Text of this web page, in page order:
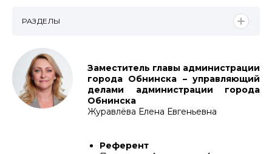
Заместитель главы администрации
города Обнинска – управляющий
делами администрации города
Обнинска
Журавлёва Елена Евгеньевна
Референт
РАЗДЕЛЫ